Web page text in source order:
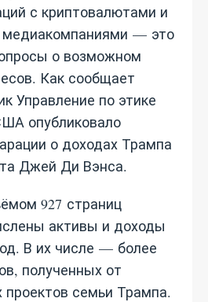
с криптовалютами и
медиакомпаниями — это
о возможном
Как сообщает
Управление по этике
опубликовало
о доходах Трампа
Джей Ди Вэнса.
927 страниц
активы и доходы
В их числе — более
полученных от
семьи Трампа.